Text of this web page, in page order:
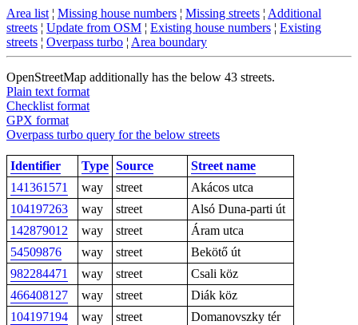
Area list ¦ Missing house numbers ¦ Missing streets ¦ Additional
streets ¦ Update from OSM ¦ Existing house numbers ¦ Existing
streets ¦ Overpass turbo ¦ Area boundary
OpenStreetMap additionally has the below 43 streets.
Plain text format
Checklist format
GPX format
Overpass turbo query for the below streets
Identifier Type Source
Street name
141361571
way street
Akácos utca
104197263
way street
Alsó Duna-parti út
142879012
way street
Áram utca
54509876
way street
Bekötő út
982284471
way street
Csali köz
466408127
way street
Diák köz
104197194
way street
Domanovszky tér